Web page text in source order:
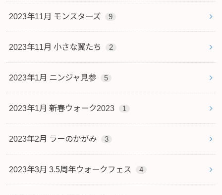
2023年11月 モンスターズ 9
2023年11月 小さな翼たち 2
2023年1月 ニンジャ見参 5
2023年1月 新春ウォーク2023 1
2023年2月 ラーのかがみ 3
2023年3月 3.5周年ウォークフェス 4